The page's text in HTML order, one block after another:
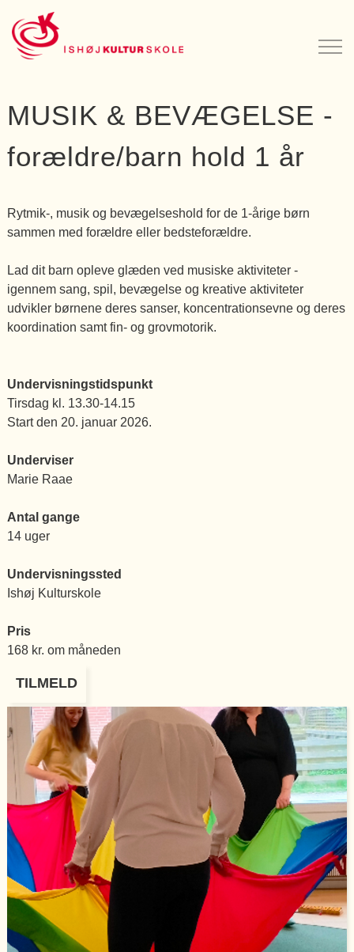
MUSIK & BEVÆGELSE -
forældre/barn hold 1 år
Rytmik-, musik og bevægelseshold for de 1-årige børn
sammen med forældre eller bedsteforældre.
Lad dit barn opleve glæden ved musiske aktiviteter -
igennem sang, spil, bevægelse og kreative aktiviteter
udvikler børnene deres sanser, koncentrationsevne og deres
koordination samt fin- og grovmotorik.
Undervisningstidspunkt
Tirsdag kl. 13.30-14.15
Start den 20. januar 2026.
Underviser
Marie Raae
Antal gange
14 uger
Undervisningssted
Ishøj Kulturskole
Pris
168 kr. om måneden
TILMELD